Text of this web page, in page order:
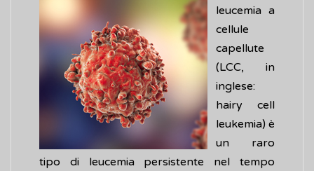
leucemia a
cellule
capellute
(LCC, in
inglese:
hairy cell
leukemia) è
un raro
tipo di leucemia persistente nel tempo